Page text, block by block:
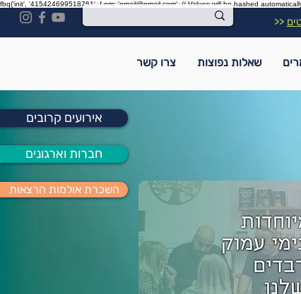
fbq('init', '415424699518761', { em: 'email@email.com', // Values will be hashed
השכרת אולמות הרצאות
חברות וארגונים
אירועים קרובים
<<
שאלות נפוצות צרו קשר